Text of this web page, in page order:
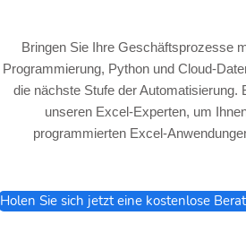
Bringen Sie Ihre Geschäftsprozesse
Programmierung, Python und Cloud-
die nächste Stufe der Automatisierung.
unseren Excel-Experten, um
programmierten Excel-
Holen Sie sich jetzt eine kostenlose